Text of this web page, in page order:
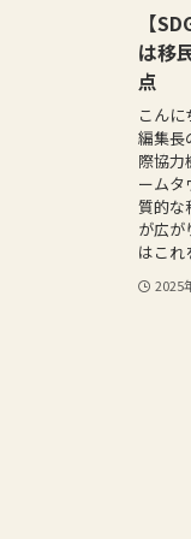
【
は移
点
こんに
編集長
際協力
ームタ
質的な
が広が
はこれ
2025